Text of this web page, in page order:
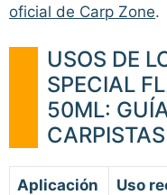
oficial de Carp Zone.
USOS DE
SPECIAL
50ML:
CARPISTAS
Aplicación Uso